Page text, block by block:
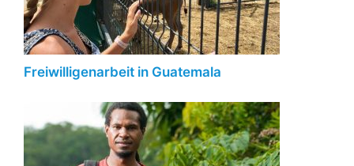
Freiwilligenarbeit in Guatemala